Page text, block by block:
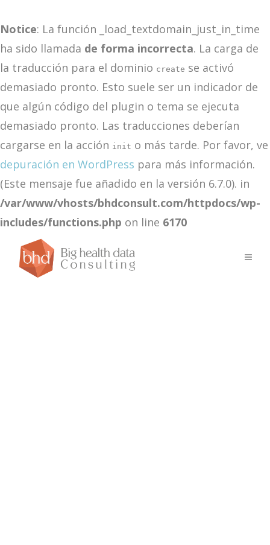
Notice: La función _load_textdomain_just_in_time
ha sido llamada de forma incorrecta. La carga de
la traducción para el dominio create se activó
demasiado pronto. Esto suele ser un indicador de
que algún código del plugin o tema se ejecuta
demasiado pronto. Las traducciones deberían
cargarse en la acción init o más tarde. Por favor, ve
depuración en WordPress para más información.
(Este mensaje fue añadido en la versión 6.7.0). in
/var/www/vhosts/bhdconsult.com/httpdocs/wp-
includes/functions.php on line 6170